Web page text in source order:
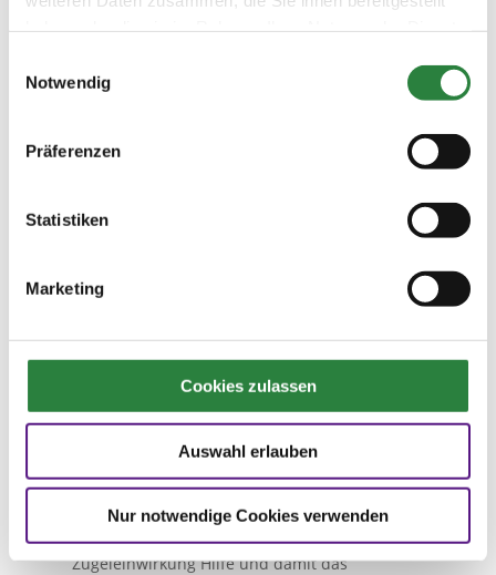
Notwendig
Präferenzen
Statistiken
Marketing
Cookies zulassen
Auswahl erlauben
Nur notwendige Cookies verwenden
zu entgehen. Auf lange Sicht gesehen werden
sie sich aber gegen die drückende Reiterhand
zueinander (etwa Halsbreite des Pferdes oder
Richtungen leicht bewegliche Gelenke, die ein
Verbindung ermöglichen. Besonders schön ist
In alle Richtungen beweglich heißt aber nicht,
bewegt werden. Sie sollen vielmehr so wenig
wie möglich und so viel wie nötig ‚arbeiten‘,
sollen mehr atmen als agieren. Unaufhörliches
grobe Einwirkung, mit dem der Reiter dem
Pferd Schmerzen im Maul zufügt und ihm
durch den wechselnden Dauerdruck auch die
Rückmeldung durch Aussetzen der
Zügeleinwirkung Hilfe und damit das